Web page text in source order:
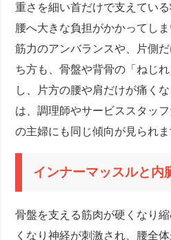
重さを細い首だけで支えてい
腰へ大きな負担がかかってしま
筋力のアンバランスや、片側
ち方も、骨盤や背骨の「ねじ
し、片方の腰や肩だけが痛く
は、調理師やサービススタッ
の主婦にも同じ傾向が見られま
インナーマッスルと内
骨盤を支える筋肉が硬くなり
くなり神経が刺激され、腰全